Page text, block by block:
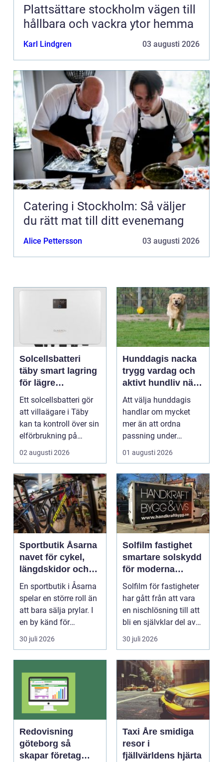
Plattsättare stockholm vägen till
hållbara och vackra ytor hemma
Karl Lindgren 03 augusti 2026
Catering i Stockholm: Så väljer
du rätt mat till ditt evenemang
Alice Pettersson 03 augusti 2026
Solcellsbatteri
täby smart lagring
för lägre
elkostnader året
runt
Ett solcellsbatteri gör
att villaägare i Täby
kan ta kontroll över sin
elförbrukning på
riktigt. Gen...
02 augusti 2026
Hunddagis nacka
trygg vardag och
aktivt hundliv nära
stan
Att välja hunddagis
handlar om mycket
mer än att ordna
passning under
arbetsdagen. För
många hundäga...
01 augusti 2026
Sportbutik Åsarna
navet för cykel,
längdskidor och
löpning i södra
jämtland
En sportbutik i Åsarna
spelar en större roll än
att bara sälja prylar. I
en by känd för
längdskidåkn...
30 juli 2026
Solfilm fastighet
smartare solskydd
för moderna
byggnader
Solfilm för fastigheter
har gått från att vara
en nischlösning till att
bli en självklar del av
mode...
30 juli 2026
Redovisning
göteborg så
skapar företag
Taxi Åre smidiga
resor i
fjällvärldens hjärta